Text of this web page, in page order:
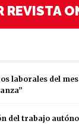
REVISTA
laborales del
del trabajo